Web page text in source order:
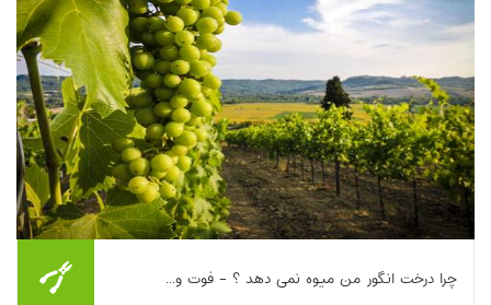
بیشتر بخوانیم ...
چرا درخت انگور من میوه نمی دهد ؟ - فوت و...